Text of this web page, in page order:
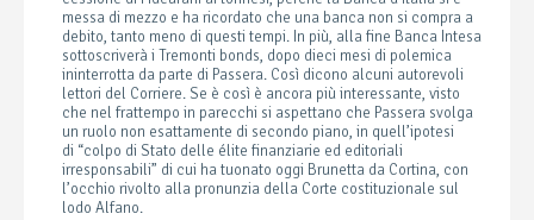
messa di mezzo e ha ricordato che una banca non si compra a
debito, tanto meno di questi tempi. In più, alla fine Banca Intesa
sottoscriverà i Tremonti bonds, dopo dieci mesi di polemica
ininterrotta da parte di Passera. Così dicono alcuni autorevoli
lettori del Corriere. Se è così è ancora più interessante, visto
che nel frattempo in parecchi si aspettano che Passera svolga
un ruolo non esattamente di secondo piano, in quell’ipotesi
di “colpo di Stato delle élite finanziarie ed editoriali
irresponsabili” di cui ha tuonato oggi Brunetta da Cortina, con
l’occhio rivolto alla pronunzia della Corte costituzionale sul
lodo Alfano.